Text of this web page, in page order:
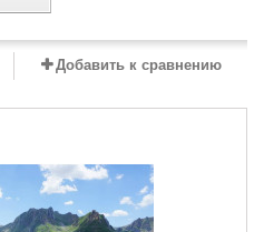
Добавить к сравнению